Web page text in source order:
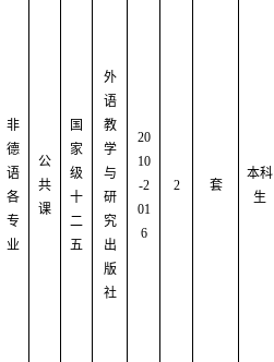
非
德
语
各
专
业
公
共
课
国
家
级
十
二
五
外
语
教
学
与
研
究
出
版
社
20
10
-2
01
6
2 套
本科
生